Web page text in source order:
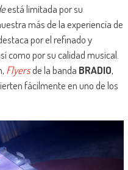
está limitada por su
más de la experiencia de
por el refinado y
como por su calidad musical.
Flyersde la banda BRADIO,
fácilmente en uno de los